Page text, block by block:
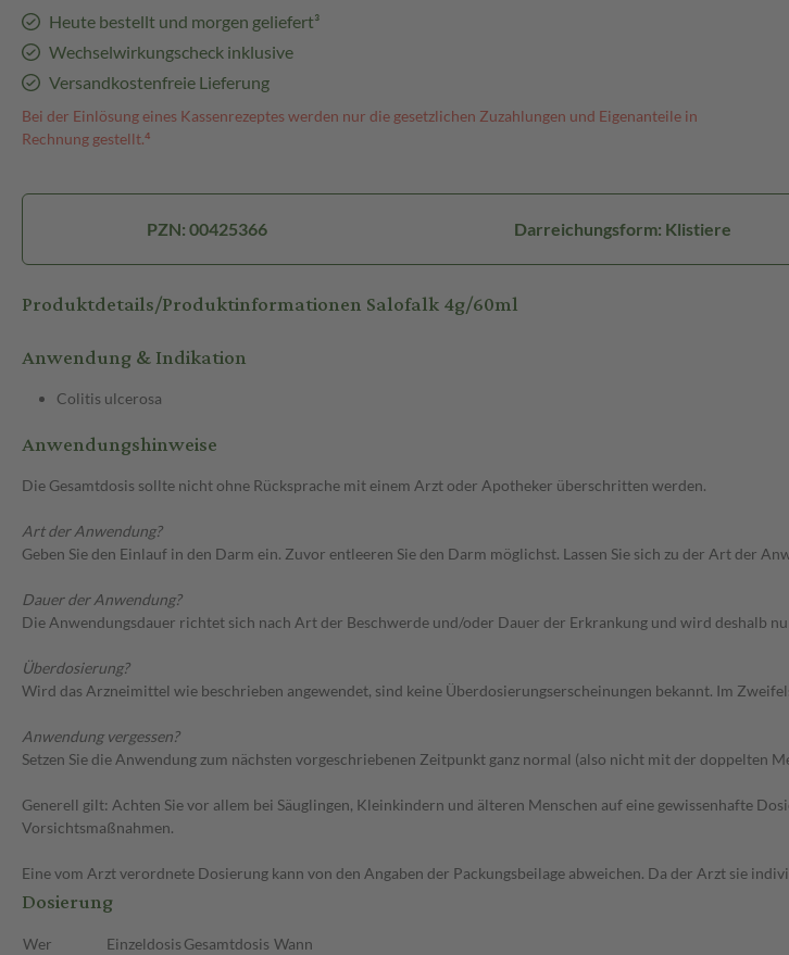
Heute bestellt und morgen geliefert³
Wechselwirkungscheck inklusive
Versandkostenfreie Lieferung
Bei der Einlösung eines Kassenrezeptes werden nur die gesetzlichen Zuzahlungen und Eigenanteile in
Rechnung gestellt.⁴
PZN: 00425366 Darreichungsform: Klistiere
Produktdetails/Produktinformationen Salofalk 4g/60ml
Anwendung & Indikation
Colitis ulcerosa
Anwendungshinweise
Die Gesamtdosis sollte nicht ohne Rücksprache mit einem Arzt oder Apotheker überschritten werden.
Art der Anwendung?
Geben Sie den Einlauf in den Darm ein. Zuvor entleeren Sie den Darm möglichst. Lassen Sie sich zu der Art der
Dauer der Anwendung?
Die Anwendungsdauer richtet sich nach Art der Beschwerde und/oder Dauer der Erkrankung und wird deshalb
Überdosierung?
Wird das Arzneimittel wie beschrieben angewendet, sind keine Überdosierungserscheinungen bekannt. Im
Anwendung vergessen?
Setzen Sie die Anwendung zum nächsten vorgeschriebenen Zeitpunkt ganz normal (also nicht mit der doppelten
Generell gilt: Achten Sie vor allem bei Säuglingen, Kleinkindern und älteren Menschen auf eine gewissenhafte
Vorsichtsmaßnahmen.
Eine vom Arzt verordnete Dosierung kann von den Angaben der Packungsbeilage abweichen. Da der Arzt sie
Dosierung
Wer Einzeldosis Gesamtdosis Wann